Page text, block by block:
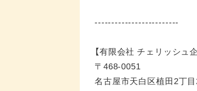
-------------------------
【有限会社 チェリッシュ企
〒468-0051
名古屋市天白区植田2丁